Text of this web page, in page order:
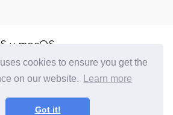
cookies to ensure you get the
on our website.
Learn more
Got it!
y macOS
principiantes
de datos